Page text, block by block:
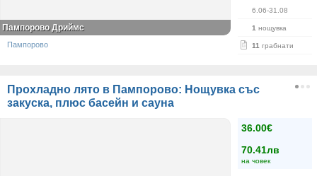
6.06-31.08
1 нощувка
11 грабнати
Пампорово Дриймс
Пампорово
Прохладно лято в Пампорово: Нощувка със
закуска, плюс басейн и сауна
36.00€
70.41лв
на човек